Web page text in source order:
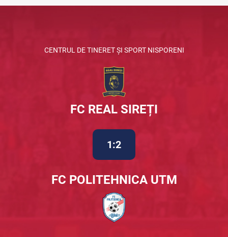
CENTRUL DE TINERET ȘI SPORT NISPORENI
FC REAL SIREȚI
1:2
FC POLITEHNICA UTM